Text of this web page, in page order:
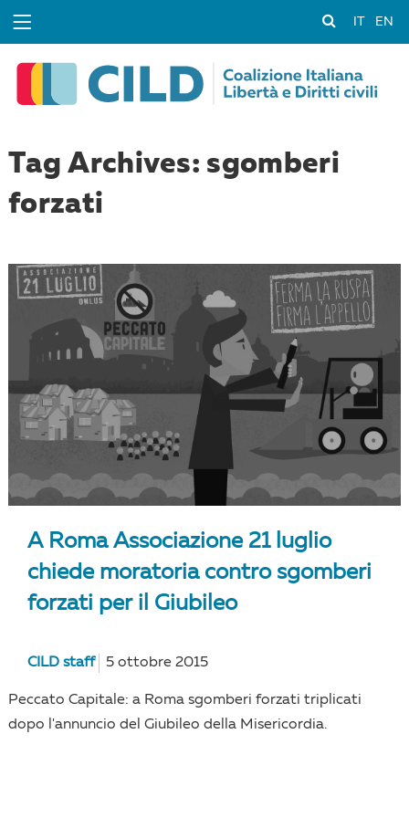
EN
Tag Archives: sgomberi
forzati
A Roma Associazione 21 luglio
chiede moratoria contro sgomberi
forzati per il Giubileo
CILD staff 5 ottobre 2015
Peccato Capitale: a Roma sgomberi forzati triplicati
dopo l'annuncio del Giubileo della Misericordia.